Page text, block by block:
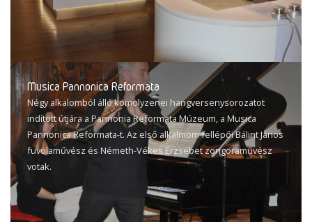
Musica Pannonica Reformata
Négy alkalomból álló komolyzenei hangversenysorozatot
indított útjára a Pannonia Reformata Múzeum, a Musica
Pannonica Reformata-t. Az első alkalmom fellépői Bálint János
fuvolaművész és Németh-Vékes Erzsébet zongoraművész
votak.